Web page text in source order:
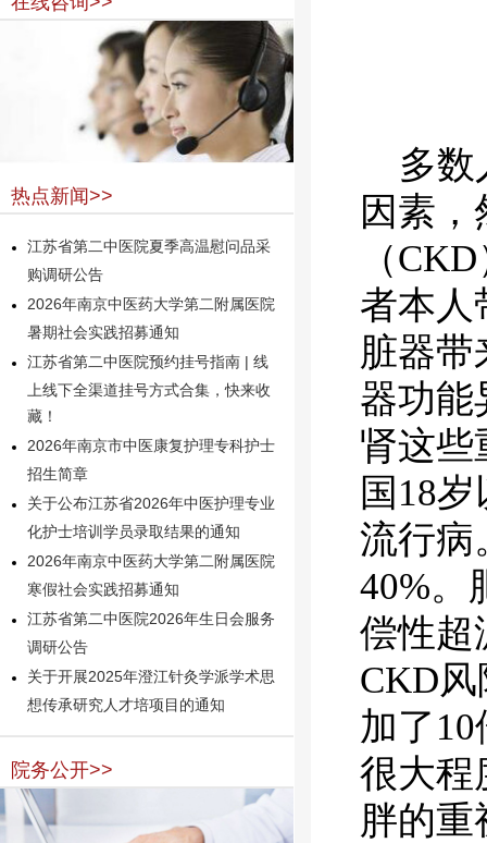
热点新闻>>
江苏省第二中医院夏季高温慰问品采
购调研公告
2026年南京中医药大学第二附属医院
暑期社会实践招募通知
江苏省第二中医院预约挂号指南 | 线
上线下全渠道挂号方式合集，快来收
藏！
2026年南京市中医康复护理专科护士
招生简章
关于公布江苏省2026年中医护理专业
化护士培训学员录取结果的通知
2026年南京中医药大学第二附属医院
寒假社会实践招募通知
江苏省第二中医院2026年生日会服务
调研公告
关于开展2025年澄江针灸学派学术思
想传承研究人才培项目的通知
院务公开>>
多数
因素
（
者本人
脏器
器功能
肾这些
国18
流行病
40%。
偿性超
CKD
加了
很大程
胖的重